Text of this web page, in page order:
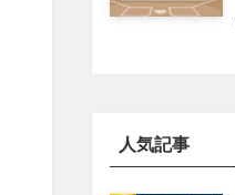
人気記事